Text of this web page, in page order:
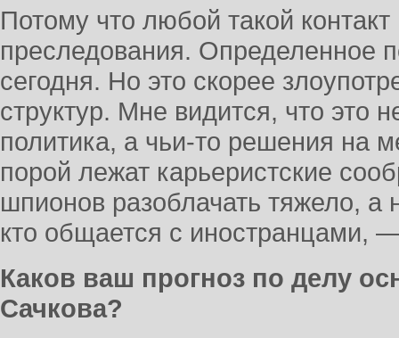
Потому что любой такой
преследования. Определенное
сегодня. Но это скорее
структур. Мне видится, что это
политика, а чьи-то решения на
порой лежат карьеристские
шпионов разоблачать тяжело, а
кто общается с иностранцами,
Каков ваш прогноз по делу
Сачкова?